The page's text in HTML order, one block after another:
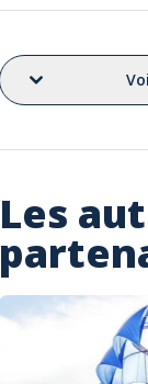
Les